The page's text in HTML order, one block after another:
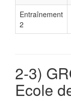
Entraînement
2
2-3)
Ecole